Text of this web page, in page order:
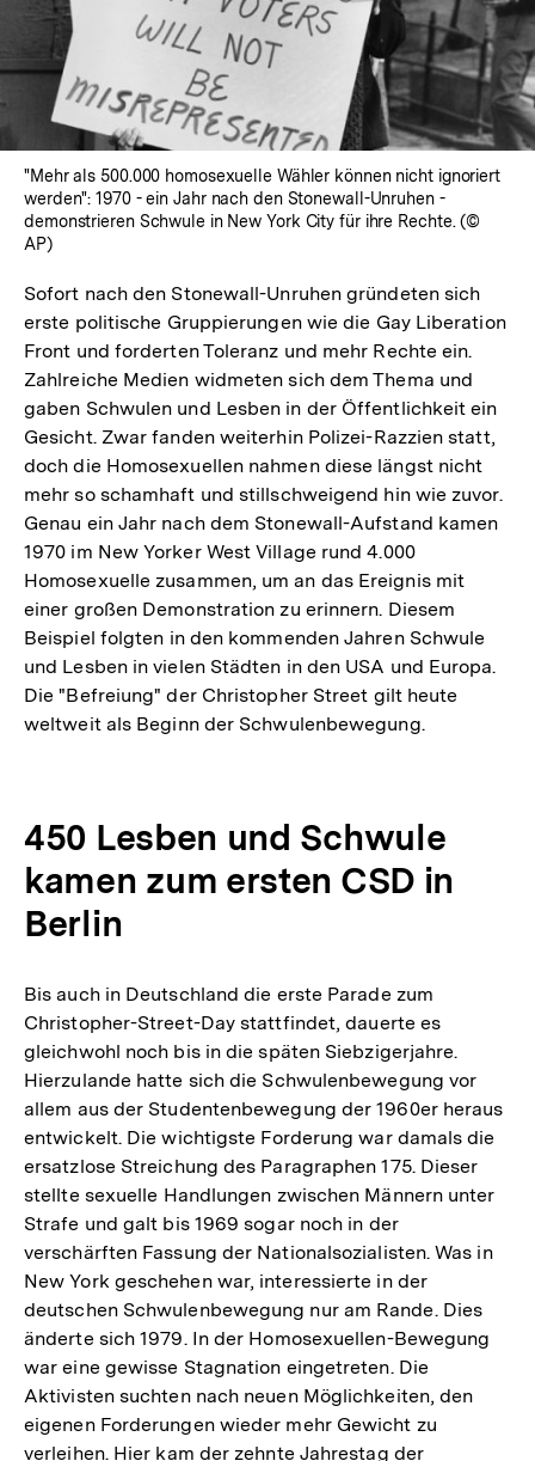
öffnen
"Mehr als 500.000 homosexuelle Wähler können nicht ignoriert
werden": 1970 - ein Jahr nach den Stonewall-Unruhen -
demonstrieren Schwule in New York City für ihre Rechte. (©
AP)
Sofort nach den Stonewall-Unruhen gründeten sich
erste politische Gruppierungen wie die Gay Liberation
Front und forderten Toleranz und mehr Rechte ein.
Zahlreiche Medien widmeten sich dem Thema und
gaben Schwulen und Lesben in der Öffentlichkeit ein
Gesicht. Zwar fanden weiterhin Polizei-Razzien statt,
doch die Homosexuellen nahmen diese längst nicht
mehr so schamhaft und stillschweigend hin wie zuvor.
Genau ein Jahr nach dem Stonewall-Aufstand kamen
1970 im New Yorker West Village rund 4.000
Homosexuelle zusammen, um an das Ereignis mit
einer großen Demonstration zu erinnern. Diesem
Beispiel folgten in den kommenden Jahren Schwule
und Lesben in vielen Städten in den USA und Europa.
Die "Befreiung" der Christopher Street gilt heute
weltweit als Beginn der Schwulenbewegung.
450 Lesben und Schwule
kamen zum ersten CSD in
Berlin
Bis auch in Deutschland die erste Parade zum
Christopher-Street-Day stattfindet, dauerte es
gleichwohl noch bis in die späten Siebzigerjahre.
Hierzulande hatte sich die Schwulenbewegung vor
allem aus der Studentenbewegung der 1960er heraus
entwickelt. Die wichtigste Forderung war damals die
ersatzlose Streichung des Paragraphen 175. Dieser
stellte sexuelle Handlungen zwischen Männern unter
Strafe und galt bis 1969 sogar noch in der
verschärften Fassung der Nationalsozialisten. Was in
New York geschehen war, interessierte in der
deutschen Schwulenbewegung nur am Rande. Dies
änderte sich 1979. In der Homosexuellen-Bewegung
war eine gewisse Stagnation eingetreten. Die
Aktivisten suchten nach neuen Möglichkeiten, den
eigenen Forderungen wieder mehr Gewicht zu
verleihen. Hier kam der zehnte Jahrestag der